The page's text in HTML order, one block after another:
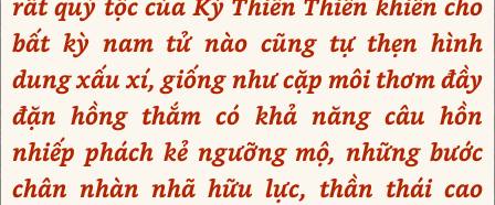
bất kỳ nam tử nào cũng tự thẹn hình
dung xấu xí, giống như cặp môi thơm đầy
đặn hồng thắm có khả năng câu hồn
nhiếp phách kẻ ngưỡng mộ, những bước
chân nhàn nhã hữu lực, thần thái cao